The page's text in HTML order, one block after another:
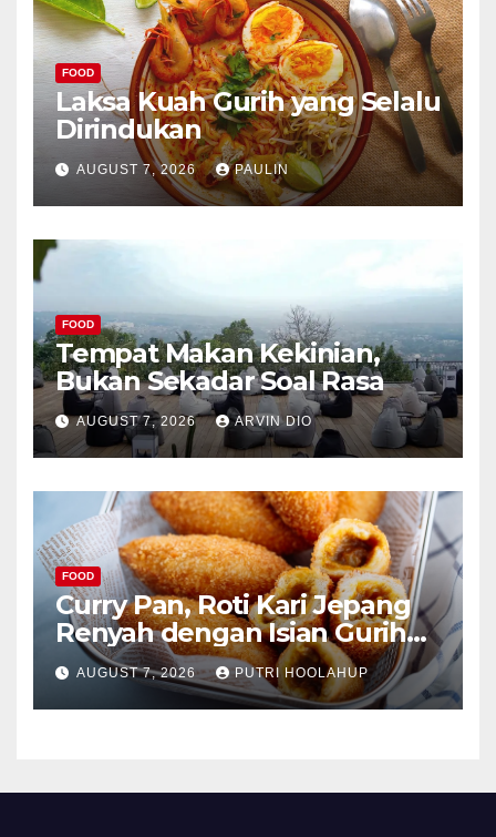
FOOD
Laksa Kuah Gurih yang Selalu
Dirindukan
AUGUST 7, 2026 PAULIN
FOOD
Tempat Makan Kekinian,
Bukan Sekadar Soal Rasa
AUGUST 7, 2026 ARVIN DIO
FOOD
Curry Pan, Roti Kari Jepang
Renyah dengan Isian Gurih
Menggoda
AUGUST 7, 2026 PUTRI HOOLAHUP